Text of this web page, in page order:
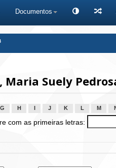
Documentos
Suely
G H J K L M
com as primeiras letras: